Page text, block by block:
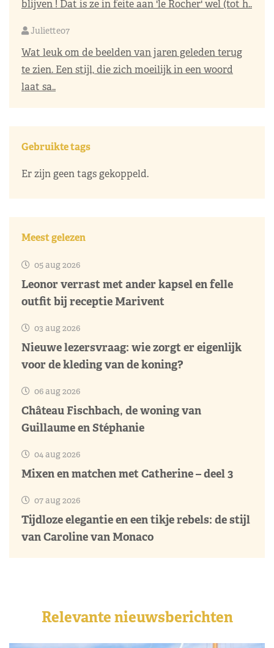
blijven ! Dat is ze in feite aan 'le Rocher' wel (tot h..
Juliette07
Wat leuk om de beelden van jaren geleden terug
te zien. Een stijl, die zich moeilijk in een woord
laat sa..
Gebruikte tags
Er zijn geen tags gekoppeld.
Meest gelezen
05 aug 2026
Leonor verrast met ander kapsel en felle
outfit bij receptie Marivent
03 aug 2026
Nieuwe lezersvraag: wie zorgt er eigenlijk
voor de kleding van de koning?
06 aug 2026
Château Fischbach, de woning van
Guillaume en Stéphanie
04 aug 2026
Mixen en matchen met Catherine – deel 3
07 aug 2026
Tijdloze elegantie en een tikje rebels: de stijl
van Caroline van Monaco
Relevante nieuwsberichten